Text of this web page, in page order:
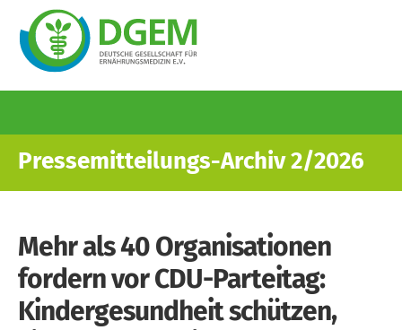
zumPressemitteilungs-Archiv 2/2026
Mehr als 40 Organisationen
fordern vor CDU-Parteitag:
Kindergesundheit schützen,